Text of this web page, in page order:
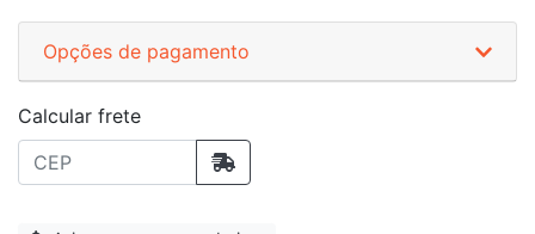
Opções de pagamento
Calcular frete